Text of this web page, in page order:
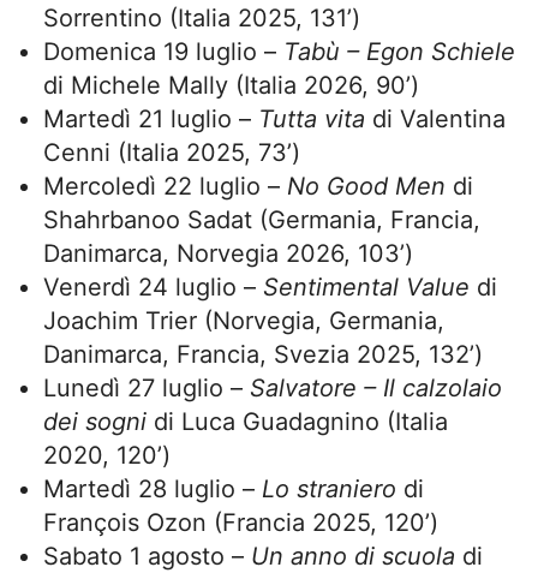
Sorrentino (Italia 2025, 131’)
Domenica 19 luglio – Tabù – Egon Schiele
di Michele Mally (Italia 2026, 90’)
Martedì 21 luglio – Tutta vita di Valentina
Cenni (Italia 2025, 73’)
Mercoledì 22 luglio – No Good Men di
Shahrbanoo Sadat (Germania, Francia,
Danimarca, Norvegia 2026, 103’)
Venerdì 24 luglio – Sentimental Value di
Joachim Trier (Norvegia, Germania,
Danimarca, Francia, Svezia 2025, 132’)
Lunedì 27 luglio – Salvatore – Il calzolaio
dei sogni di Luca Guadagnino (Italia
2020, 120’)
Martedì 28 luglio – Lo straniero di
François Ozon (Francia 2025, 120’)
Sabato 1 agosto – Un anno di scuola di